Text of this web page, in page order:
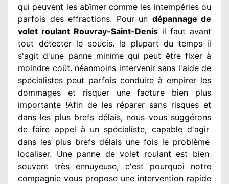
qui peuvent les abîmercomme les intempéries ou
parfois des effractions. Pour un dépannage de
volet roulant Rouvray-Saint-Denis il faut avant
tout détecterle soucis. la plupart du tempsil
s'agit d'une panne minime qui peut être fixerà
moindre coût. néanmoins intervenirsans l'aide de
spécialistes peut parfois conduire à empirer les
dommages et risquer une facture bien plus
importante !Afin de les réparer sans risques et
dans les plus brefs délais, nous vous suggérons
de faire appel à un spécialiste, capable d'agir
dans les plus brefs délais une fois le problème
localiser. Une panne de volet roulant est bien
souvent très ennuyeuse, c'est pourquoi notre
compagnie vous propose une intervention rapide